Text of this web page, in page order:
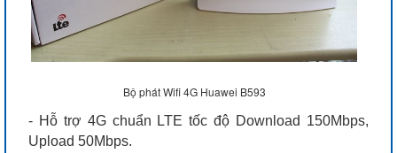
Bộ phát Wifi 4G Huawei B593
- Hỗ trợ 4G chuẩn LTE tốc độ Download 150Mbps,
Upload 50Mbps.